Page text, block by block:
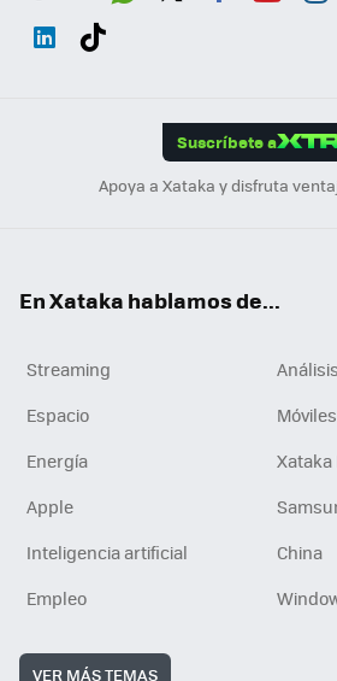
Suscríbete a
Apoya a Xataka y disfruta
En Xataka hablamos de...
Streaming
Análisis
Espacio
Móviles
Energía
Xataka
Apple
Inteligencia artificial
China
Empleo
VER MÁS TEMAS